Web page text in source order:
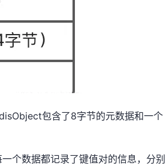
包含了8字节的元数据和一个
个数据都记录了键值对的信息，分别